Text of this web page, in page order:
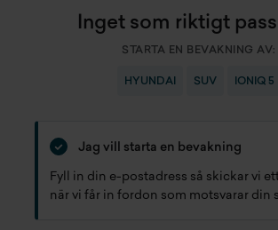
Inget som riktigt
STARTA EN BEVAKNING AV:
HYUNDAI SUV IONIQ 5
Jag vill starta en bevakning
Fyll in din e-postadress så skickar vi
när vi får in fordon som motsvarar din